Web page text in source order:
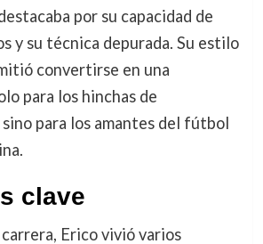
por su capacidad de
y su técnica depurada. Su estilo
convertirse en una
para los hinchas de
para los amantes del fútbol
clave
Erico vivió varios